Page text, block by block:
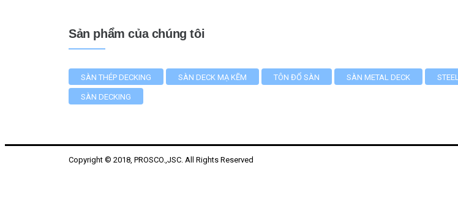
Sản phẩm của chúng tôi
SÀN THÉP DECKING SÀN DECK MẠ KẼM TÔN ĐỔ SÀN SÀN METAL DECK
SÀN DECKING
Copyright © 2018, PROSCO.,JSC. All Rights Reserved